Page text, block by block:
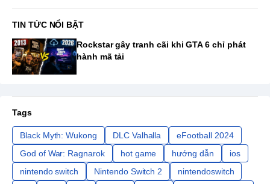
TIN TỨC NỔI BẬT
Rockstar gây tranh cãi khi GTA 6 chỉ phát
hành mã tải
Tags
Black Myth: Wukong DLC Valhalla
eFootball 2024
God of War: Ragnarok
hot game hướng dẫn
ios
nintendo switch
Nintendo Switch 2
nintendoswitch